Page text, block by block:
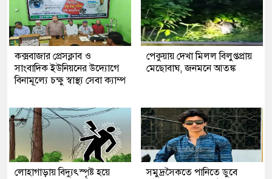
কক্সবাজার প্রেসক্লাব ও
সাংবাদিক ইউনিয়নের উদ্যোগে
বিনামূল্যে চক্ষু স্বাস্থ্য সেবা ক্যাম্প
পেকুয়ায় দেখা মিলল বিলুপ্তপ্রায়
মেছোবাঘ, জনমনে আতঙ্ক
লোহাগাড়ায় বিদ্যুৎস্পৃষ্ট হয়ে
সমুদ্রসৈকতে পানিতে ডুবে